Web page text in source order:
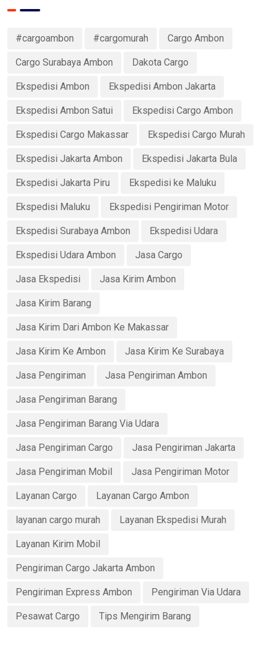
#cargoambon #cargomurah Cargo Ambon
Cargo Surabaya Ambon Dakota Cargo
Ekspedisi Ambon Ekspedisi Ambon Jakarta
Ekspedisi Ambon Satui Ekspedisi Cargo Ambon
Ekspedisi Cargo Makassar Ekspedisi Cargo Murah
Ekspedisi Jakarta Ambon Ekspedisi Jakarta Bula
Ekspedisi Jakarta Piru Ekspedisi ke Maluku
Ekspedisi Maluku Ekspedisi Pengiriman Motor
Ekspedisi Surabaya Ambon Ekspedisi Udara
Ekspedisi Udara Ambon Jasa Cargo
Jasa Ekspedisi Jasa Kirim Ambon
Jasa Kirim Barang
Jasa Kirim Dari Ambon Ke Makassar
Jasa Kirim Ke Ambon Jasa Kirim Ke Surabaya
Jasa Pengiriman Jasa Pengiriman Ambon
Jasa Pengiriman Barang
Jasa Pengiriman Barang Via Udara
Jasa Pengiriman Cargo Jasa Pengiriman Jakarta
Jasa Pengiriman Mobil Jasa Pengiriman Motor
Layanan Cargo Layanan Cargo Ambon
layanan cargo murah Layanan Ekspedisi Murah
Layanan Kirim Mobil
Pengiriman Cargo Jakarta Ambon
Pengiriman Express Ambon Pengiriman Via Udara
Pesawat Cargo Tips Mengirim Barang